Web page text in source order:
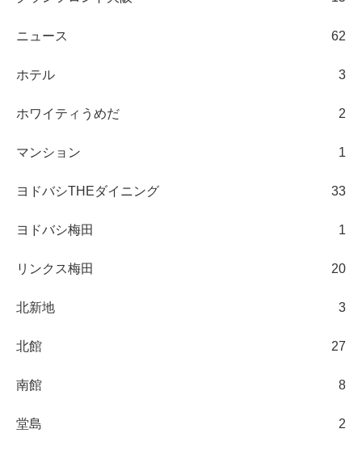
ニュース 62
ホテル 3
ホワイティうめだ 2
マンション 1
ヨドバシTHEダイニング 33
ヨドバシ梅田 1
リンクス梅田 20
北新地 3
北館 27
南館 8
堂島 2